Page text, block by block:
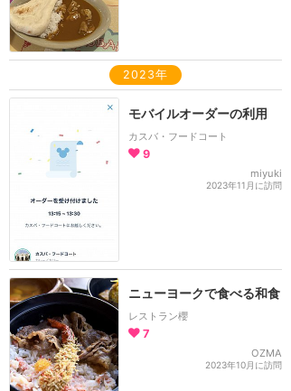
2023年
モバイルオーダーの利用
カスバ・フードコート
9
miyuki
2023年11月に訪問
ニューヨークで食べる和食
レストラン櫻
7
OZMA
2023年10月に訪問